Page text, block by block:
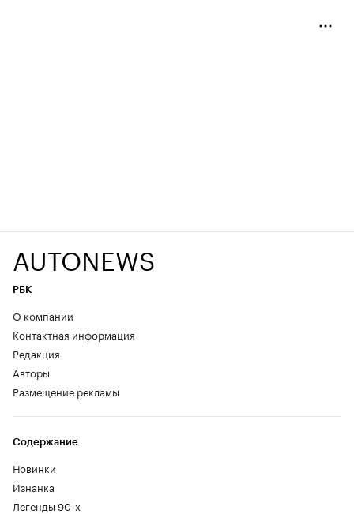
AUTONEWS
РБК
О компании
Контактная информация
Редакция
Авторы
Размещение рекламы
Содержание
Новинки
Изнанка
Легенды 90-х